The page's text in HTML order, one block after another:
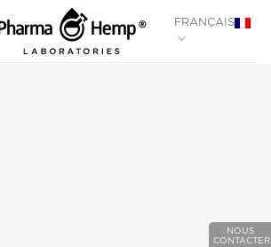
FRANÇAIS
NOUS
CONTACTER